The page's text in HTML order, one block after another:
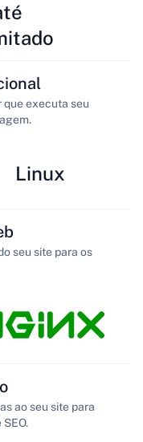
que executa seu
Linux
seu site para os
ao seu site para